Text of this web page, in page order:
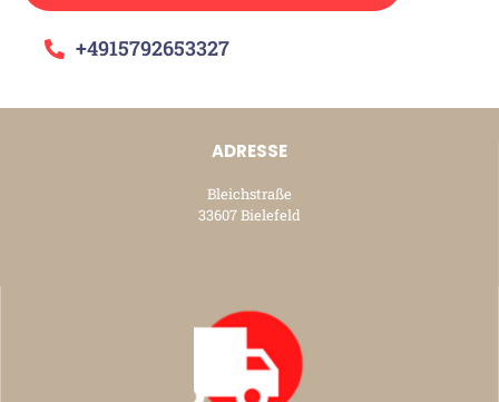
+4915792653327
ADRESSE
Bleichstraße
33607 Bielefeld